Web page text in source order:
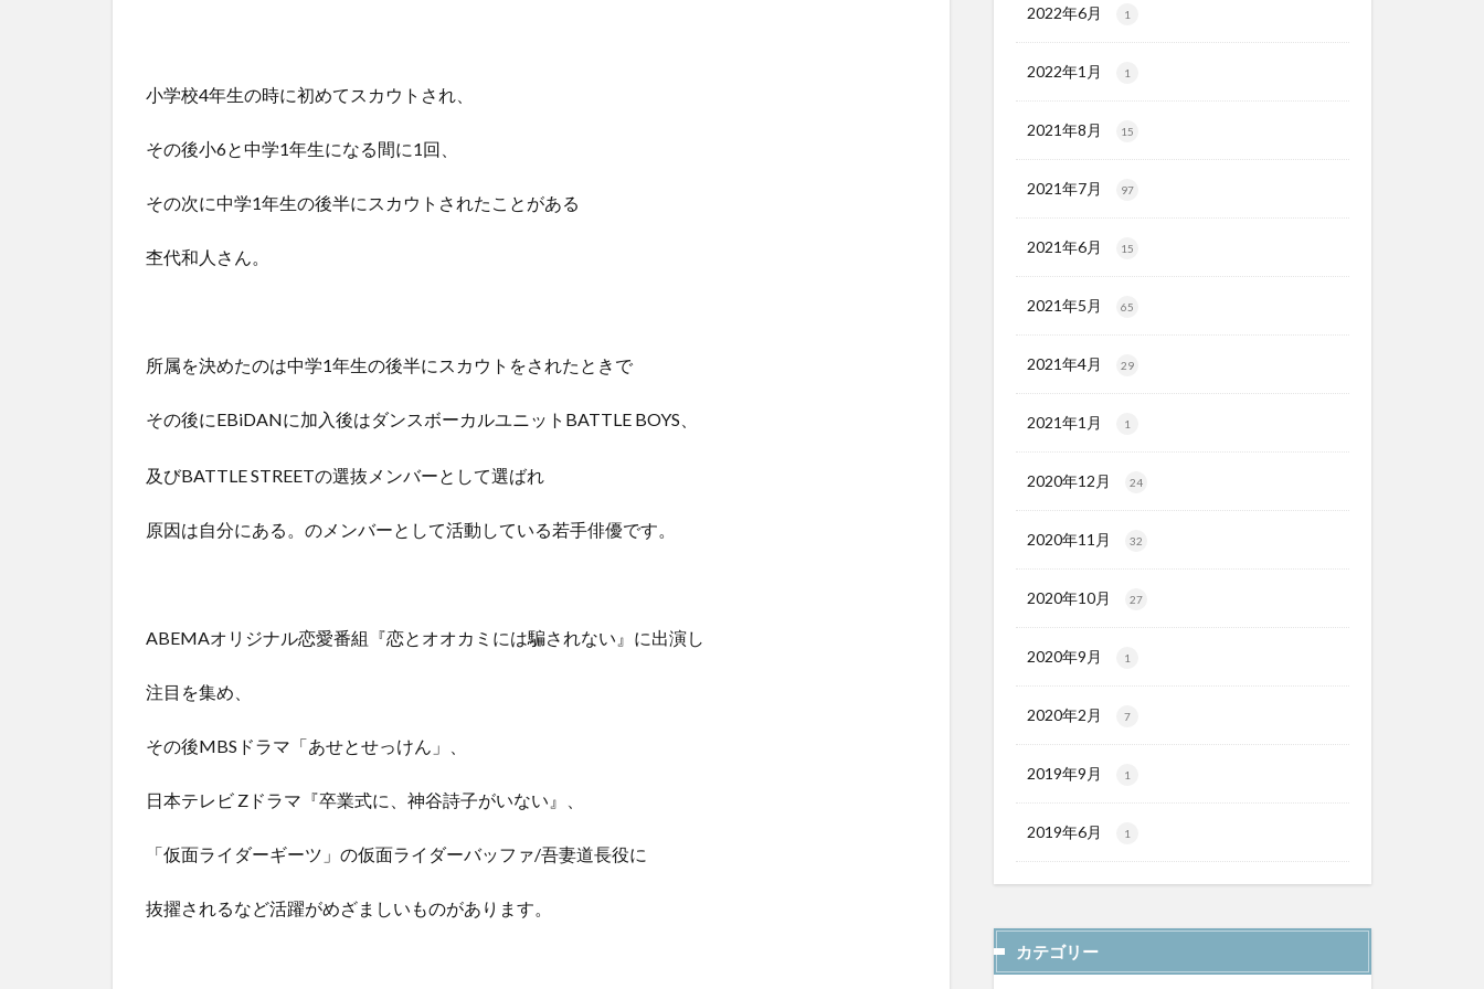
小学校4年生の時に初めてスカウトされ、
その後小6と中学1年生になる間に1回、
その次に中学1年生の後半にスカウトされたことがある
杢代和人さん。
所属を決めたのは中学1年生の後半にスカウトをされたときで
その後にEBiDANに加入後はダンスボーカルユニットBATTLE BOYS、
及びBATTLE STREETの選抜メンバーとして選ばれ
原因は自分にある。のメンバーとして活動している若手俳優です。
ABEMAオリジナル恋愛番組『恋とオオカミには騙されない』に出演し
注目を集め、
その後MBSドラマ「あせとせっけん」、
日本テレビ Zドラマ『卒業式に、神谷詩子がいない』、
「仮面ライダーギーツ」の仮面ライダーバッファ/吾妻道長役に
抜擢されるなど活躍がめざましいものがあります。
2022年6月 1
2022年1月 1
2021年8月 15
2021年7月 97
2021年6月 15
2021年5月 65
2021年4月 29
2021年1月 1
2020年12月 24
2020年11月 32
2020年10月 27
2020年9月 1
2020年2月 7
2019年9月 1
2019年6月 1
カテゴリー